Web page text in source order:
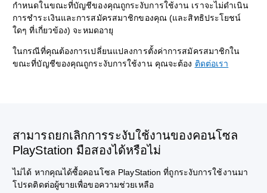
กำหนดในขณะที่บัญชีของคุณถูกระงับการใช้งาน เราจะไม่ดำเนิน
การชำระเงินและการสมัครสมาชิกของคุณ (และสิทธิประโยชน์
ใดๆ ที่เกี่ยวข้อง) จะหมดอายุ
ในกรณีที่คุณต้องการเปลี่ยนแปลงการตั้งค่าการสมัครสมาชิกใน
ขณะที่บัญชีของคุณถูกระงับการใช้งาน คุณจะต้อง ติดต่อเรา
สามารถยกเลิกการระงับใช้งานของคอนโซล
PlayStation มือสองได้หรือไม่
ไม่ได้ หากคุณได้ซื้อคอนโซล PlayStation ที่ถูกระงับการใช้งานมา
โปรดติดต่อผู้ขายเพื่อขอความช่วยเหลือ